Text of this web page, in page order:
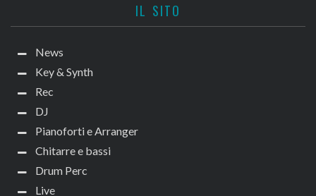
IL SITO
News
Key & Synth
Rec
DJ
Pianoforti e Arranger
Chitarre e bassi
Drum Perc
Live